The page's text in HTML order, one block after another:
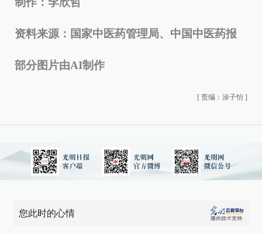
资料来源：国家中医药管理局、中国中医药报
部分图片由AI制作
[ 责编：涂子怡 ]
您此时的心情